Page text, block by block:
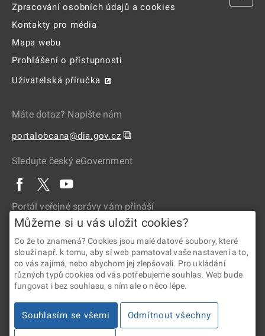
Zpracování osobních údajů a cookies
Kontakty pro média
Mapa webu
Prohlášení o přístupnosti
Uživatelská příručka
Máte dotaz? Napište nám
portalobcana@dia.gov.cz ⧉
Sledujte český eGovernment
Portál veřejné správy vám přináší
2026 © Digitální a informační agentura • Informace jsou poskytovány
v souladu se zákonem č. 106/1999 Sb., o svobodném přístupu
k informacím.
Můžeme si u vás uložit cookies?
Co že to znamená? Cookies jsou malé datové soubory, které
slouží např. k tomu, aby si web pamatoval vaše nastavení a to,
co vás zajímá, nebo abychom jej zlepšovali. Pro ukládání
různých typů cookies od vás potřebujeme souhlas. Web bude
fungovat i bez souhlasu, s ním ale o něco lépe.
Souhlasím se všemi Odmítnout všechny